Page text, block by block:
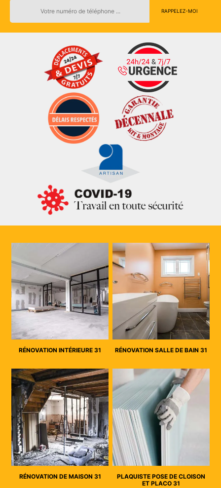
RÉNOVATION INTÉRIEURE 31 RÉNOVATION SALLE DE BAIN 31
RÉNOVATION DE MAISON 31
PLAQUISTE POSE DE CLOISON
ET PLACO 31